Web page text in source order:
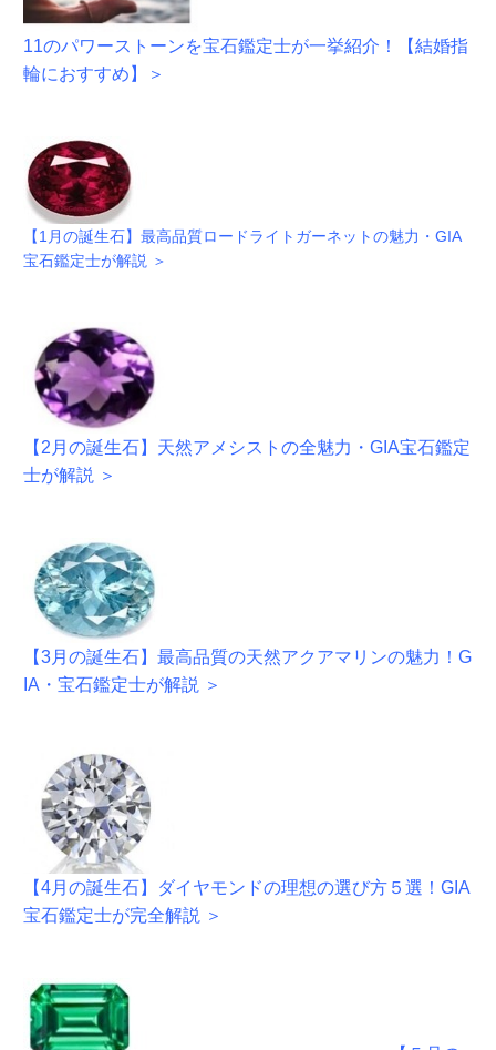
11のパワーストーンを宝石鑑定士が一挙紹介！【結婚指
輪におすすめ】＞
【1月の誕生石】最高品質ロードライトガーネットの魅力・GIA
宝石鑑定士が解説 ＞
【2月の誕生石】天然アメシストの全魅力・ GIA宝石鑑定
士が解説 ＞
【3月の誕生石】最高品質の天然アクアマリンの魅力！G
IA・宝石鑑定士が解説 ＞
【4月の誕生石】ダイヤモンドの理想の選び方５選！GIA
宝石鑑定士が完全解説 ＞